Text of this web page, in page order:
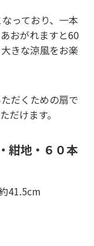
っており、一本
おがれますと60
きな涼風をお楽
だくための扇で
だけます。
紺地・６０本
41.5cm